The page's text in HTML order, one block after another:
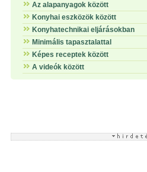
Az alapanyagok között
Konyhai eszközök között
Konyhatechnikai eljárásokban
Minimális tapasztalattal
Képes receptek között
A videók között